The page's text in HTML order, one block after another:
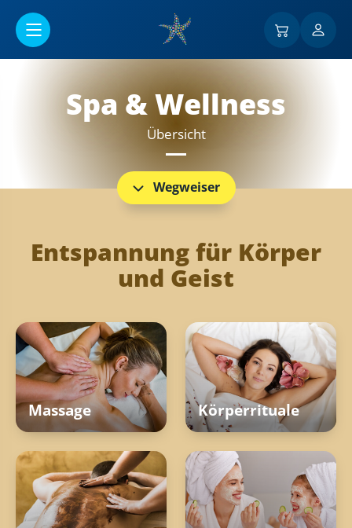
Spa & Wellness
Übersicht
Wegweiser
Entspannung für Körper
und Geist
Massage Körperrituale